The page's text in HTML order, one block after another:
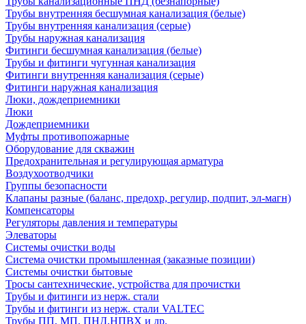
Трубы внутренняя бесшумная канализация (белые)
Трубы внутренняя канализация (серые)
Трубы наружная канализация
Фитинги бесшумная канализация (белые)
Трубы и фитинги чугунная канализация
Фитинги внутренняя канализация (серые)
Фитинги наружная канализация
Люки, дождеприемники
Люки
Дождеприемники
Муфты противопожарные
Оборудование для скважин
Предохранительная и регулирующая арматура
Воздухоотводчики
Группы безопасности
Клапаны разные (баланс, предохр, регулир, подпит, эл-магн)
Компенсаторы
Регуляторы давления и температуры
Элеваторы
Системы очистки воды
Система очистки промышленная (заказные позиции)
Системы очистки бытовые
Тросы сантехнические, устройства для прочистки
Трубы и фитинги из нерж. стали
Трубы и фитинги из нерж. стали VALTEC
Трубы ПП, МП, ПНД,НПВХ и др.